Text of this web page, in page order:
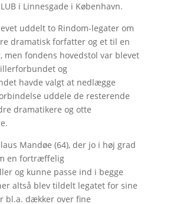
i Linnesgade i København.
uddelt to Rindom-legater om
dramatisk forfatter og et til en
fondens hovedstol var blevet
og
havde valgt at nedlægge
uddele de resterende
dramatikere og otte
Mandøe (64), der jo i høj grad
en fortræffelig
og kunne passe ind i begge
altså blev tildelt legatet for sine
bl.a. dækker over fine